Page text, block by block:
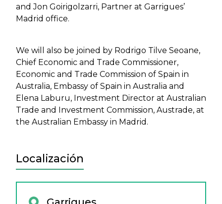
and Jon Goirigolzarri, Partner at Garrigues’
Madrid office.
We will also be joined by Rodrigo Tilve Seoane,
Chief Economic and Trade Commissioner,
Economic and Trade Commission of Spain in
Australia, Embassy of Spain in Australia and
Elena Laburu, Investment Director at Australian
Trade and Investment Commission, Austrade, at
the Australian Embassy in Madrid.
Localización